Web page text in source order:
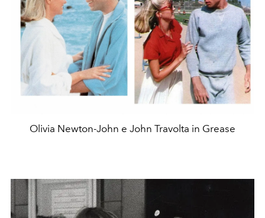
Olivia Newton-John e John Travolta in Grease